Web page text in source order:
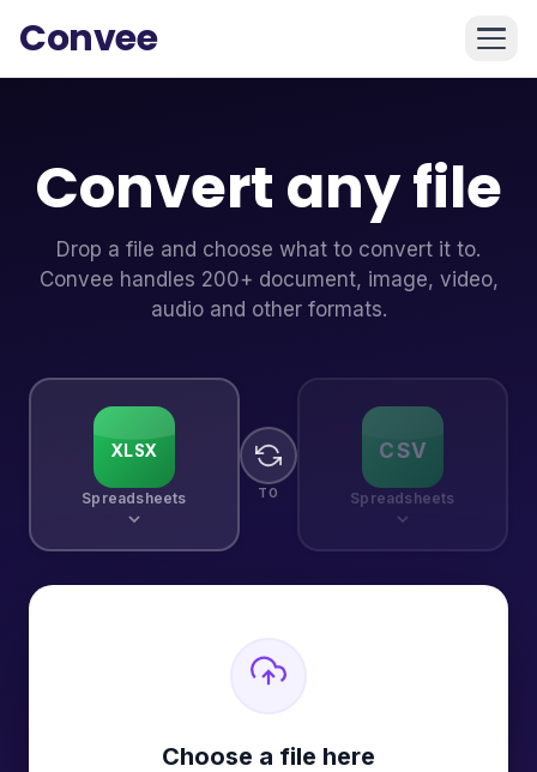
Convee
Convert any file
Drop a file and choose what to convert it to.
Convee handles 200+ document, image, video,
audio and other formats.
XLSX
Spreadsheets TO
CSV
Spreadsheets
Choose a file here